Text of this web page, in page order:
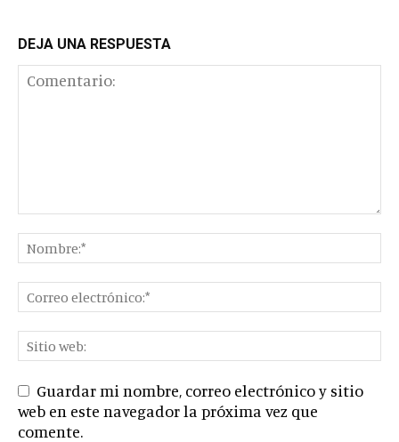
DEJA UNA RESPUESTA
Guardar mi nombre, correo electrónico y sitio
web en este navegador la próxima vez que
comente.